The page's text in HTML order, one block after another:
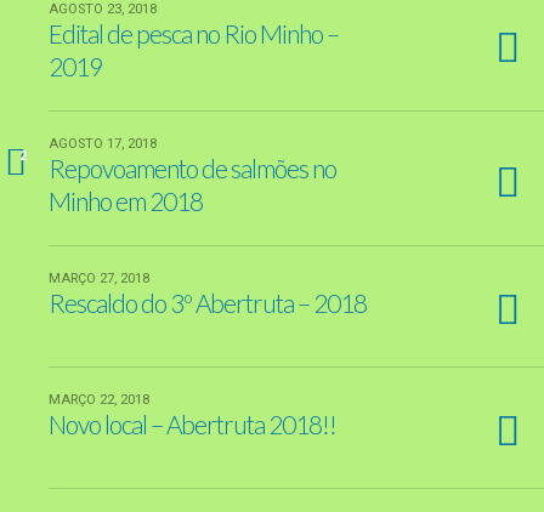
AGOSTO 23, 2018
Edital de pesca no Rio Minho –
2019
2
AGOSTO 17, 2018
Repovoamento de salmões no
Minho em 2018
MARÇO 27, 2018
Rescaldo do 3º Abertruta – 2018
MARÇO 22, 2018
Novo local – Abertruta 2018!!